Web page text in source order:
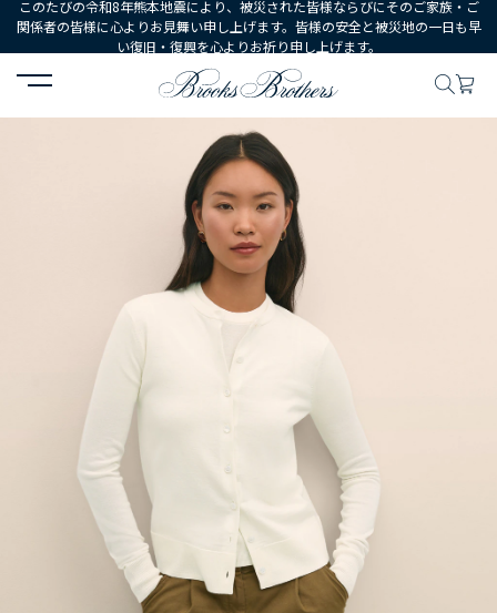
このたびの令和8年熊本地震により、被災された皆様ならびにそのご家族・ご
関係者の皆様に心よりお見舞い申し上げます。皆様の安全と被災地の一日も早
い復旧・復興を心よりお祈り申し上げます。
HOME ウェア トップス セーター メリノウール